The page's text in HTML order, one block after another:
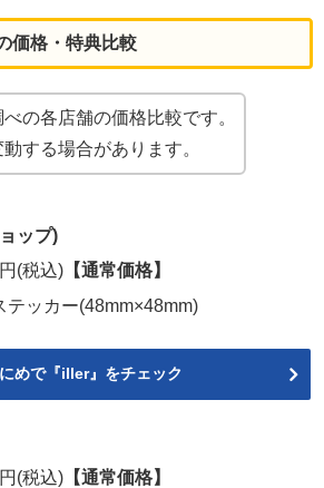
価格・特典比較
の各店舗の価格比較です。
する場合があります。
ップ)
(税込) 【通常価格】
テッカー(48mm×48mm)
めで『iller』をチェック
(税込) 【通常価格】